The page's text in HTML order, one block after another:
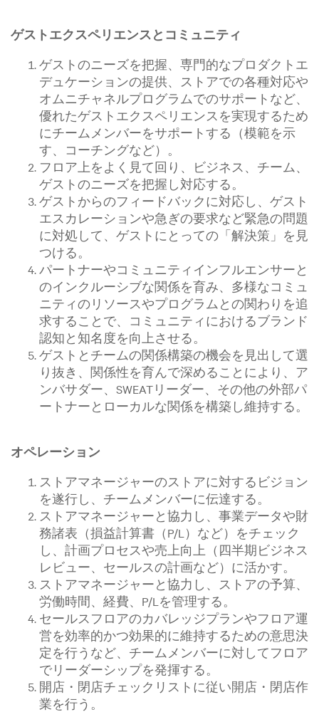
ゲストエクスペリエンスとコミュニティ
ゲストのニーズを把握、専門的なプロダクトエ
デュケーションの提供、ストアでの各種対応や
オムニチャネルプログラムでのサポートなど、
優れたゲストエクスペリエンスを実現するため
にチームメンバーをサポートする（模範を示
す、コーチングなど）。
フロア上をよく見て回り、ビジネス、チーム、
ゲストのニーズを把握し対応する。
ゲストからのフィードバックに対応し、ゲスト
エスカレーションや急ぎの要求など緊急の問題
に対処して、ゲストにとっての「解決策」を見
つける。
パートナーやコミュニティインフルエンサーと
のインクルーシブな関係を育み、多様なコミュ
ニティのリソースやプログラムとの関わりを追
求することで、コミュニティにおけるブランド
認知と知名度を向上させる。
ゲストとチームの関係構築の機会を見出して選
り抜き、関係性を育んで深めることにより、ア
ンバサダー、SWEATリーダー、その他の外部パ
ートナーとローカルな関係を構築し維持する。
オペレーション
ストアマネージャーのストアに対するビジョン
を遂行し、チームメンバーに伝達する。
ストアマネージャーと協力し、事業データや財
務諸表（損益計算書（P/L）など）をチェック
し、計画プロセスや売上向上（四半期ビジネス
レビュー、セールスの計画など）に活かす。
ストアマネージャーと協力し、ストアの予算、
労働時間、経費、P/Lを管理する。
セールスフロアのカバレッジプランやフロア運
営を効率的かつ効果的に維持するための意思決
定を行うなど、チームメンバーに対してフロア
でリーダーシップを発揮する。
開店・閉店チェックリストに従い開店・閉店作
業を行う。